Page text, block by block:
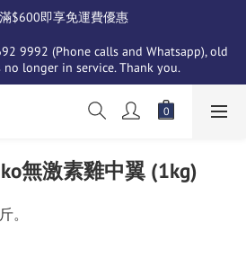
$600即享免運費優惠
9992 (Phone calls and Whatsapp), old
longer in service. Thank you.
無激素雞中翼 (1kg)
。